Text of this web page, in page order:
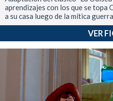
aprendizajes con los que se topa
a su casa luego de la mítica
VER